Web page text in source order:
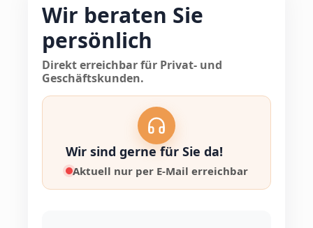
Wir beraten Sie
persönlich
Direkt erreichbar für Privat- und
Geschäftskunden.
Wir sind gerne für Sie da!
Aktuell nur per E-Mail erreichbar